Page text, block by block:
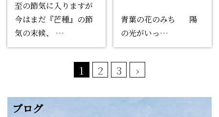
至の節気に入りますが
今はまだ『芒種』の節
気の末候、 …
青葉の花のみち 陽
の光がいっ…
1 2 3 ›
ブログ